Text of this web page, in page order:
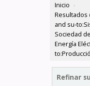
Inicio ›
Resultados
and su-
Sociedad
Energía
Refinar